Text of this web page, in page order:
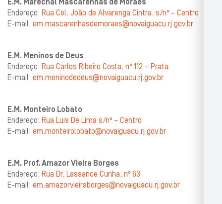
E.M. Marechal Mascarenhas de Moraes
Endereço: Rua Cel. João de Alvarenga Cintra, s/nº – Centro
E-mail: em.mascarenhasdemoraes@novaiguacu.rj.gov.br
E.M. Meninos de Deus
Endereço: Rua Carlos Ribeiro Costa, nº 112 – Prata
E-mail: em.meninodedeus@novaiguacu.rj.gov.br
E.M. Monteiro Lobato
Endereço: Rua Luis De Lima s/nº – Centro
E-mail: em.monteirolobato@novaiguacu.rj.gov.br
E.M. Prof. Amazor Vieira Borges
Endereço: Rua Dr. Lassance Cunha, nº 63
E-mail: em.amazorvieiraborges@novaiguacu.rj.gov.br